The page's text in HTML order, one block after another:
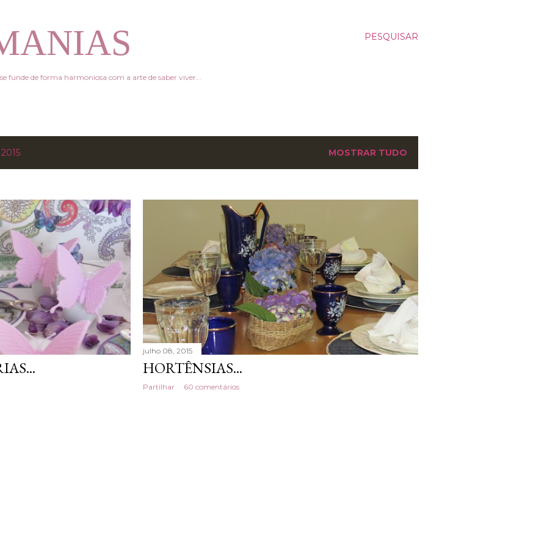
PESQUISAR
funde de forma harmoniosa com a arte de saber viver...
MOSTRAR TUDO
julho 08, 2015
HORTÊNSIAS...
Partilhar 60 comentários